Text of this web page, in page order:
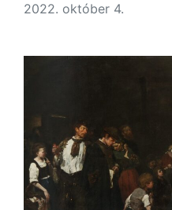
2022. október 4.